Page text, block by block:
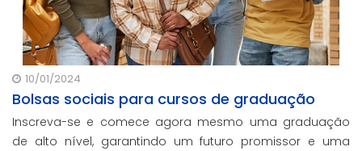
10/01/2024
Bolsas sociais para cursos de graduação
Inscreva-se e comece agora mesmo uma graduação
de alto nível, garantindo um futuro promissor e uma